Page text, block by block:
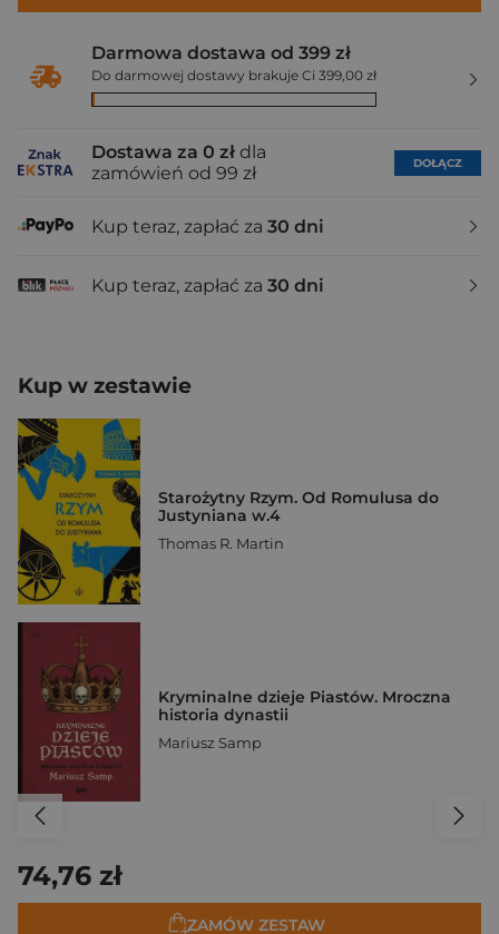
Darmowa dostawa od 399 zł
Do darmowej dostawy brakuje Ci 399,00 zł
Dostawa za 0 zł dla
zamówień od 99 zł
DOŁĄCZ
Kup teraz, zapłać za 30 dni
Kup teraz, zapłać za 30 dni
Kup w zestawie
Starożytny Rzym. Od Romulusa do
Justyniana w.4
Thomas R. Martin
Kryminalne dzieje Piastów. Mroczna
historia dynastii
Mariusz Samp
74,76 zł
ZAMÓW ZESTAW